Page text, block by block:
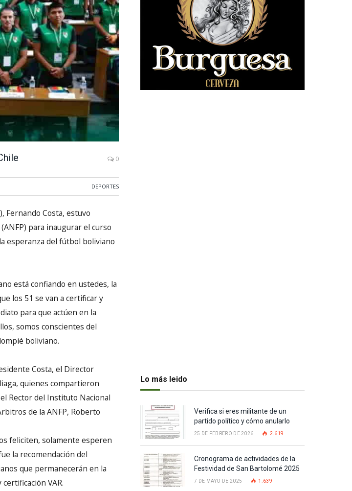
0
DEPORTES
Fernando Costa, estuvo
para inaugurar el curso
esperanza del fútbol boliviano
está confiando en ustedes, la
los 51 se van a certificar y
para que actúen en la
somos conscientes del
boliviano.
Costa, el Director
quienes compartieron
Rector del Instituto Nacional
de la ANFP, Roberto
feliciten, solamente esperen
la recomendación del
que permanecerán en la
VAR.
Lo más leido
Verifica si eres militante de un
partido político y cómo anularlo
25 DE FEBRERO DE 2026 2.619
Cronograma de actividades de la
Festividad de San Bartolomé 2025
7 DE MAYO DE 2025 1.639